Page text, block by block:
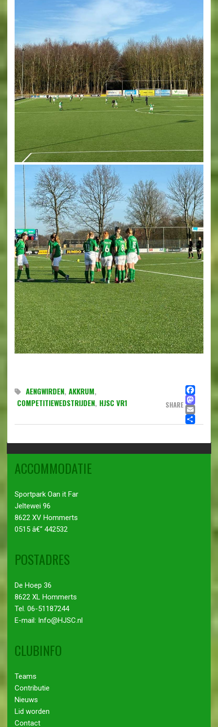
AENGWIRDEN, AKKRUM,
COMPETITIEWEDSTRIJDEN, HJSC VR1 SHARE
ACCOMMODATIE
Sportpark Oan it Far
Jeltewei 96
8622 XV Hommerts
0515 â€“ 442532
POSTADRES
De Hoep 36
8622 XL Hommerts
Tel. 06-51187244
E-mail: Info@HJSC.nl
CLUBINFO
Teams
Contributie
Nieuws
Lid worden
Contact